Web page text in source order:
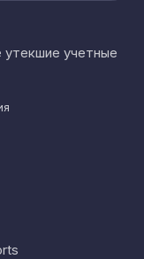
утекшие учетные